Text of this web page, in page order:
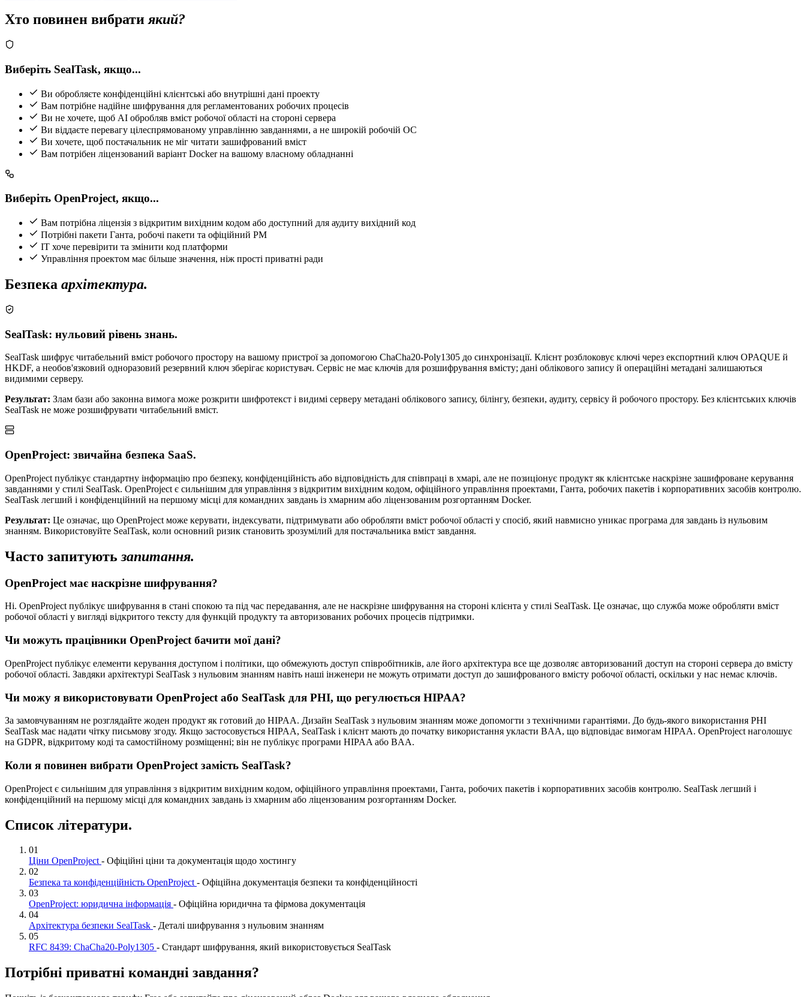
Хто повинен вибратиякий?
Виберіть SealTask, якщо...
Ви обробляєте конфіденційні клієнтські або внутрішні дані проекту
Вам потрібне надійне шифрування для регламентованих робочих процесів
Ви не хочете, щоб AI обробляв вміст робочої області на стороні сервера
Ви віддаєте перевагу цілеспрямованому управлінню завданнями, а не широкій робочій ОС
Ви хочете, щоб постачальник не міг читати зашифрований вміст
Вам потрібен ліцензований варіант Docker на вашому власному обладнанні
Виберіть OpenProject, якщо...
Вам потрібна ліцензія з відкритим вихідним кодом або доступний для аудиту вихідний код
Потрібні пакети Ганта, робочі пакети та офіційний PM
IT хоче перевірити та змінити код платформи
Управління проектом має більше значення, ніж прості приватні ради
Безпека архітектура.
SealTask: нульовий рівень знань.
SealTask шифрує читабельний вміст робочого простору на вашому пристрої за допомогою ChaCha20-Poly1305 до синхронізації. Клієнт розблоковує ключі через експортний ключ OPAQUE й
HKDF, а необов'язковий одноразовий резервний ключ зберігає користувач. Сервіс не має ключів для розшифрування вмісту; дані облікового запису й операційні метадані залишаються
видимими серверу.
Результат: Злам бази або законна вимога може розкрити шифротекст і видимі серверу метадані облікового запису, білінгу, безпеки, аудиту, сервісу й робочого простору. Без клієнтських ключів
SealTask не може розшифрувати читабельний вміст.
OpenProject: звичайна безпека SaaS.
OpenProject публікує стандартну інформацію про безпеку, конфіденційність або відповідність для співпраці в хмарі, але не позиціонує продукт як клієнтське наскрізне зашифроване керування
завданнями у стилі SealTask. OpenProject є сильнішим для управління з відкритим вихідним кодом, офіційного управління проектами, Ганта, робочих пакетів і корпоративних засобів контролю.
SealTask легший і конфіденційний на першому місці для командних завдань із хмарним або ліцензованим розгортанням Docker.
Результат: Це означає, що OpenProject може керувати, індексувати, підтримувати або обробляти вміст робочої області у спосіб, який навмисно уникає програма для завдань із нульовим
знанням. Використовуйте SealTask, коли основний ризик становить зрозумілий для постачальника вміст завдання.
Часто запитуютьзапитання.
OpenProject має наскрізне шифрування?
Ні. OpenProject публікує шифрування в стані спокою та під час передавання, але не наскрізне шифрування на стороні клієнта у стилі SealTask. Це означає, що служба може обробляти вміст
робочої області у вигляді відкритого тексту для функцій продукту та авторизованих робочих процесів підтримки.
Чи можуть працівники OpenProject бачити мої дані?
OpenProject публікує елементи керування доступом і політики, що обмежують доступ співробітників, але його архітектура все ще дозволяє авторизований доступ на стороні сервера до вмісту
робочої області. Завдяки архітектурі SealTask з нульовим знанням навіть наші інженери не можуть отримати доступ до зашифрованого вмісту робочої області, оскільки у нас немає ключів.
Чи можу я використовувати OpenProject або SealTask для PHI, що регулюється HIPAA?
За замовчуванням не розглядайте жоден продукт як готовий до HIPAA. Дизайн SealTask з нульовим знанням може допомогти з технічними гарантіями. До будь-якого використання PHI
SealTask має надати чітку письмову згоду. Якщо застосовується HIPAA, SealTask і клієнт мають до початку використання укласти BAA, що відповідає вимогам HIPAA. OpenProject наголошує
на GDPR, відкритому коді та самостійному розміщенні; він не публікує програми HIPAA або BAA.
Коли я повинен вибрати OpenProject замість SealTask?
OpenProject є сильнішим для управління з відкритим вихідним кодом, офіційного управління проектами, Ганта, робочих пакетів і корпоративних засобів контролю. SealTask легший і
конфіденційний на першому місці для командних завдань із хмарним або ліцензованим розгортанням Docker.
Список літератури.
01
Ціни OpenProject- Офіційні ціни та документація щодо хостингу
02
Безпека та конфіденційність OpenProject- Офіційна документація безпеки та конфіденційності
03
OpenProject: юридична інформація - Офіційна юридична та фірмова документація
04
Архітектура безпеки SealTask - Деталі шифрування з нульовим знанням
05
RFC 8439: ChaCha20-Poly1305 - Стандарт шифрування, який використовується SealTask
Потрібні приватні командні завдання?